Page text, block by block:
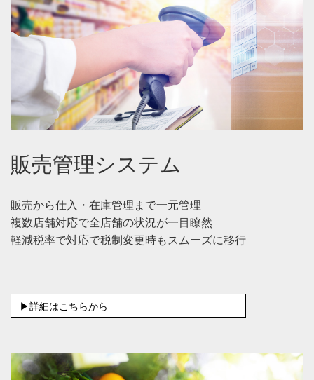
販売管理システム
販売から仕入・在庫管理まで一元管理
複数店舗対応で全店舗の状況が一目瞭然
軽減税率で対応で税制変更時もスムーズに移行
▶詳細はこちらから